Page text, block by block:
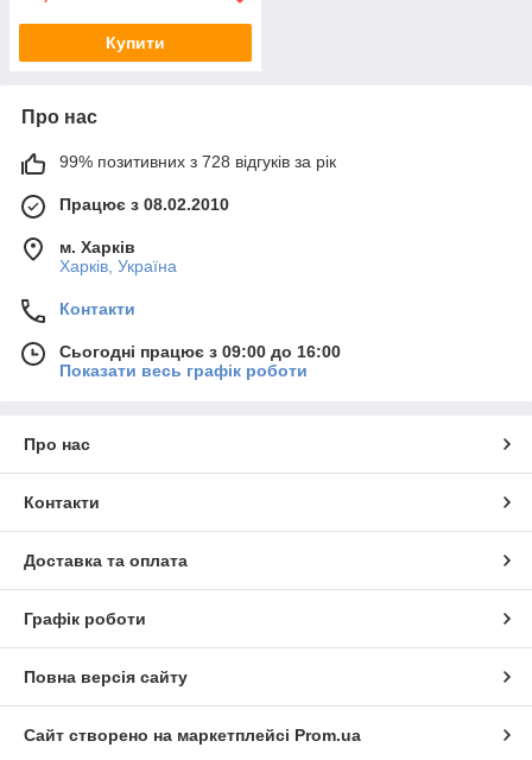
Купити
Про нас
99% позитивних з 728 відгуків за рік
Працює з 08.02.2010
м. Харків
Харків, Україна
Контакти
Сьогодні працює з 09:00 до 16:00
Показати весь графік роботи
Про нас
Контакти
Доставка та оплата
Графік роботи
Повна версія сайту
Сайт створено на маркетплейсі Prom.ua